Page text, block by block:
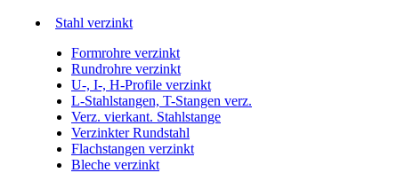
Stahl verzinkt
Formrohre verzinkt
Rundrohre verzinkt
U-, I-, H-Profile verzinkt
L-Stahlstangen, T-Stangen verz.
Verz. vierkant. Stahlstange
Verzinkter Rundstahl
Flachstangen verzinkt
Bleche verzinkt